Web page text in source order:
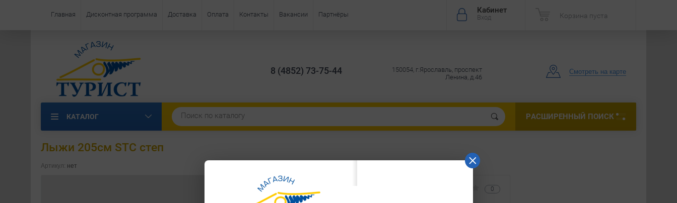
Кабинет
Вход Корзина пуста
Главная Дисконтная программа Доставка Оплата Контакты Вакансии Партнёры
8 (4852) 73-75-44
150054, г.Ярославль, проспект
Ленина, д.46
Смотреть на карте
КАТАЛОГ РАСШИРЕННЫЙ ПОИСК
Лыжи 205см STC степ
Артикул: нет
0
2 550